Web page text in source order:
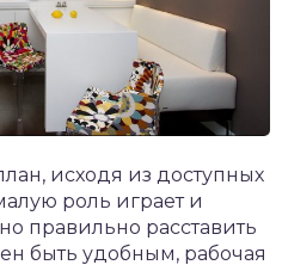
исходя из доступных
роль играет и
правильно расставить
быть удобным, рабочая